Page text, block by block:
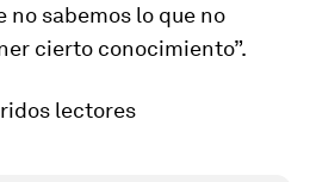
no sabemos lo que no
cierto conocimiento”.
lectores